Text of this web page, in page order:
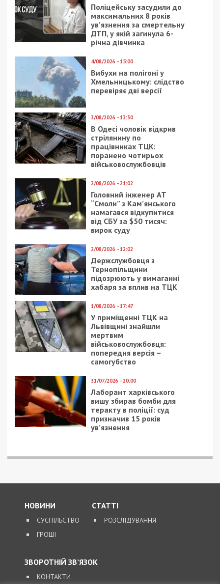
Поліцейську засудили до
максимальних 8 років
ув’язнення за смертельну
ДТП, у якій загинула 6-
річна дівчинка
4/08/2026 - 15:00
Вибухи на полігоні у
Хмельницькому: слідство
перевіряє дві версії
3/08/2026 - 13:30
В Одесі чоловік відкрив
стрілянину по
працівниках ТЦК:
поранено чотирьох
військовослужбовців
2/08/2026 - 21:02
Головний інженер АТ
“Смоли” з Кам’янського
намагався відкупитися
від СБУ за $50 тисяч:
вирок суду
2/08/2026 - 12:02
Держслужбовця з
Тернопільщини
підозрюють у вимаганні
хабаря за вплив на ТЦК
1/08/2026 - 17:47
У приміщенні ТЦК на
Львівщині знайшли
мертвим
військовослужбовця:
попередня версія –
самогубство
31/07/2026 - 20:00
Лаборант харківського
вишу збирав бомби для
теракту в поліції: суд
призначив 15 років
ув’язнення
НОВИНИ
СУСПІЛЬСТВО
ГРОШІ
СТАТТІ
РОЗСЛІДУВАННЯ
ЗВОРОТНІЙ ЗВ’ЯЗОК
КОНТАКТИ